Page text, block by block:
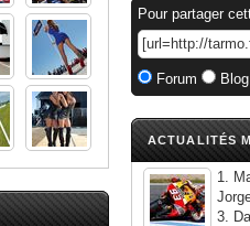
Pour partager
Forum
ACTUALITÉS
1.
3.